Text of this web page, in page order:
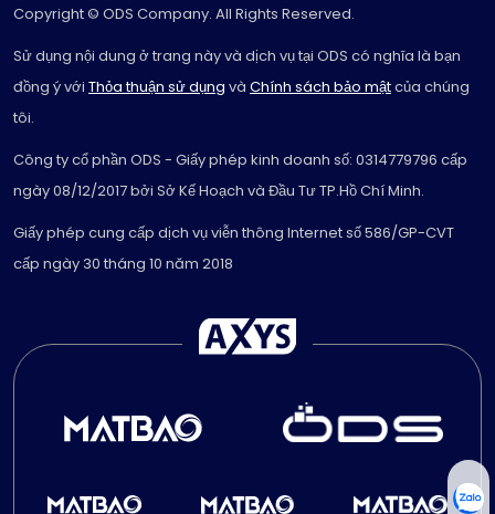
Copyright © ODS Company. All Rights Reserved.
Sử dụng nội dung ở trang này và dịch vụ tại ODS có nghĩa là bạn
đồng ý với Thỏa thuận sử dụng và Chính sách bảo mậtcủa chúng
tôi.
Công ty cổ phần ODS - Giấy phép kinh doanh số: 0314779796 cấp
ngày 08/12/2017 bởi Sở Kế Hoạch và Đầu Tư TP.Hồ Chí Minh.
Giấy phép cung cấp dịch vụ viễn thông Internet số 586/GP-CVT
cấp ngày 30 tháng 10 năm 2018